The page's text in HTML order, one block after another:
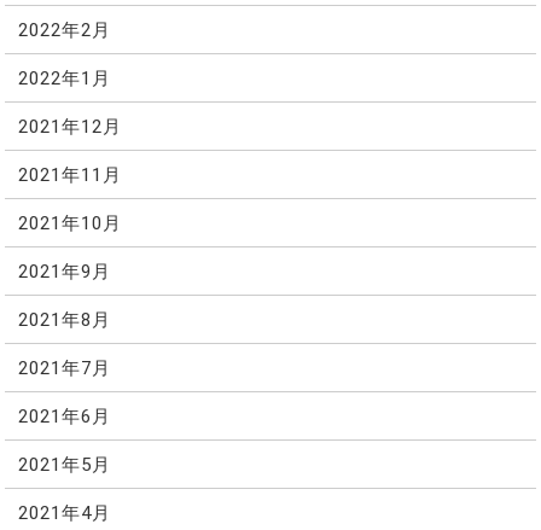
2022年2月
2022年1月
2021年12月
2021年11月
2021年10月
2021年9月
2021年8月
2021年7月
2021年6月
2021年5月
2021年4月